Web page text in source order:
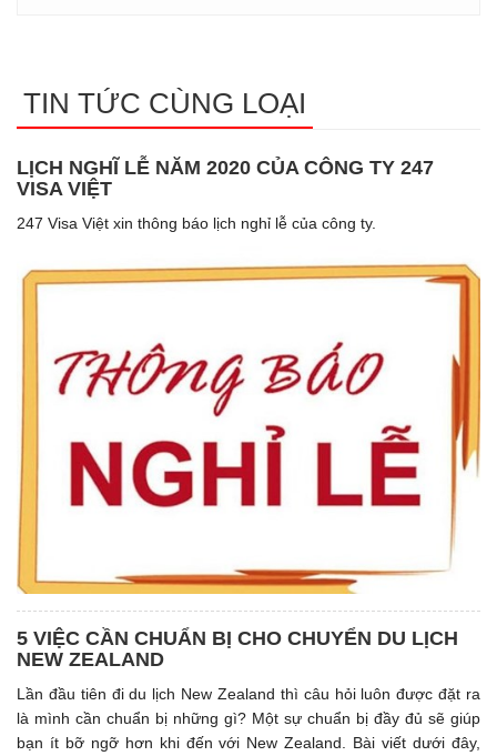
TIN TỨC CÙNG LOẠI
LỊCH NGHĨ LỄ NĂM 2020 CỦA CÔNG TY 247
VISA VIỆT
247 Visa Việt xin thông báo lịch nghỉ lễ của công ty.
5 VIỆC CẦN CHUẨN BỊ CHO CHUYỂN DU LỊCH
NEW ZEALAND
Lần đầu tiên đi du lịch New Zealand thì câu hỏi luôn được đặt ra
là mình cần chuẩn bị những gì? Một sự chuẩn bị đầy đủ sẽ giúp
bạn ít bỡ ngỡ hơn khi đến với New Zealand. Bài viết dưới đây,